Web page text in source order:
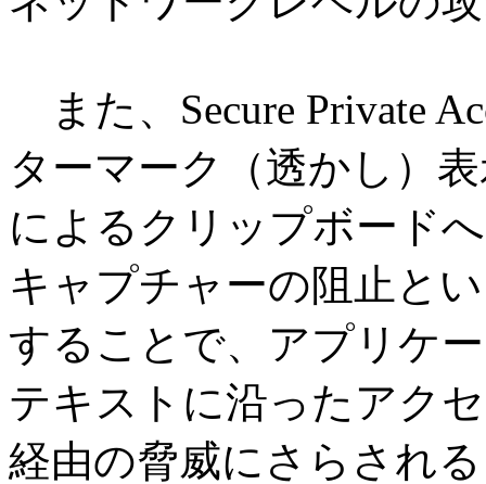
また、Secure Private
ターマーク（透かし）
によるクリップボード
キャプチャーの阻止と
することで、アプリケ
テキストに沿ったアク
経由の脅威にさらされ